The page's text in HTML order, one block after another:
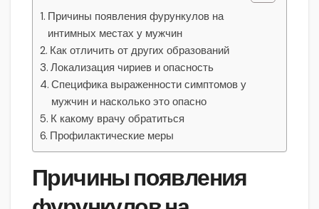
Причины появления фурункулов на
интимных местах у мужчин
Как отличить от других образований
Локализация чириев и опасность
Специфика выраженности симптомов у
мужчин и насколько это опасно
К какому врачу обратиться
Профилактические меры
Причины появления